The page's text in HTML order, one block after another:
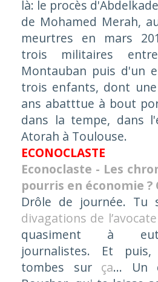
là: le procès
de Mohamed Merah,
meurtres en mars
trois militaires
Montauban puis d'un
trois enfants, dont
ans abatttue à bout
dans la tempe, dans
Atorah à Toulouse.
ECONOCLASTE
Econoclaste - Les
pourris en économie ?
Drôle de journée. Tu
divagations de
quasiment à
journalistes. Et
tombes sur ça… Un